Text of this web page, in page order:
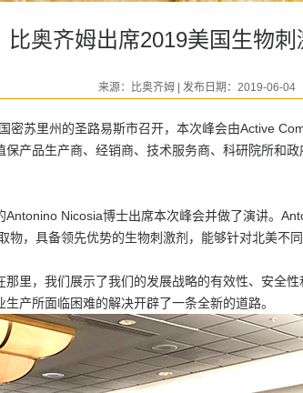
比奥齐姆出席2019美国生物
来源：比奥齐姆 | 发布日期：2019-06-04
苏里州的圣路易斯市召开，本次峰会由Active
产品生产商、经销商、技术服务商、科研院所和
Nicosia博士出席本次峰会并做了演讲。
，具备领先优势的生物刺激剂，能够针对北美不
，我们展示了我们的发展战略的有效性、安全性
产所面临困难的解决开辟了一条全新的道路。